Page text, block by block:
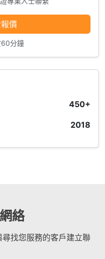
價
分鐘
450+
2018
絡
找您服務的客戶建立聯